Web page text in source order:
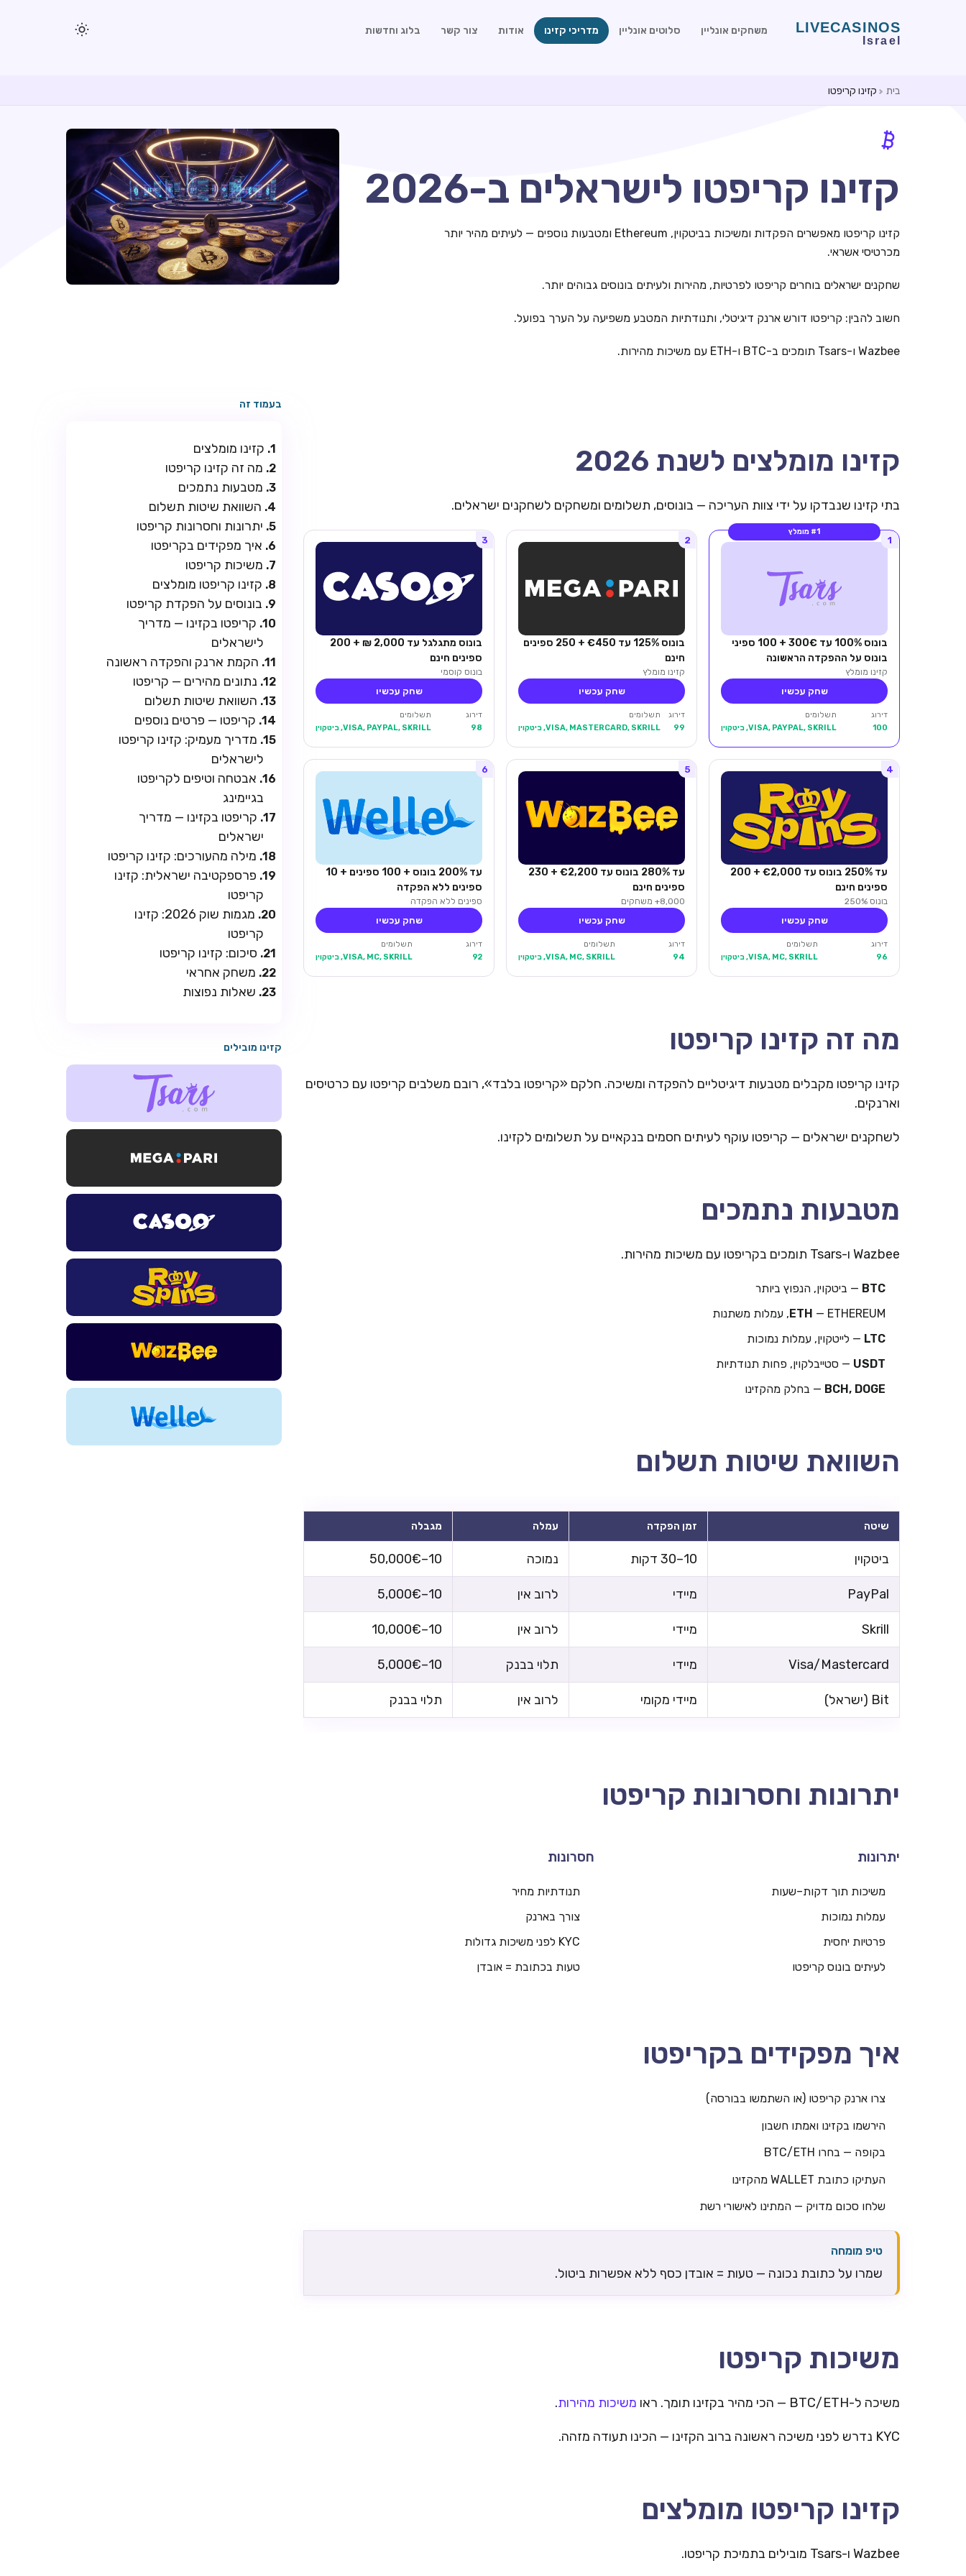
משחקים אונליין סלוטים אונליין מדריכי קזינו אודות צור קשר בלוג וחדשות
בית קזינו קריפטו
קזינו קריפטו לישראלים ב-2026
קזינו קריפטו מאפשרים הפקדות ומשיכות בביטקוין, Ethereum ומטבעות נוספים — לעיתים מהיר יותר
מכרטיסי אשראי.
שחקנים ישראלים בוחרים קריפטו לפרטיות, מהירות ולעיתים בונוסים גבוהים יותר.
חשוב להבין: קריפטו דורש ארנק דיגיטלי, ותנודתיות המטבע משפיעה על הערך בפועל.
Wazbee ו-Tsars תומכים ב-BTC ו-ETH עם משיכות מהירות.
קזינו מומלצים לשנת 2026
בתי קזינו שנבדקו על ידי צוות העריכה — בונוסים, תשלומים ומשחקים לשחקנים ישראלים.
#1 מומלץ
1
בונוס 100% עד 300€ + 100 ספיני
בונוס על ההפקדה הראשונה
קזינו מומלץ
שחק עכשיו
דירוג
100
תשלומים
VISA, PAYPAL, SKRILL, ביטקוין
2
בונוס 125% עד €450 + 250 ספינים
חינם
קזינו מומלץ
שחק עכשיו
דירוג
99
תשלומים
VISA, MASTERCARD, SKRILL, ביטקוין
3
בונוס מתגלגל עד 2,000 ₪ + 200
ספינים חינם
בונוס קוסמי
שחק עכשיו
דירוג
98
תשלומים
VISA, PAYPAL, SKRILL, ביטקוין
4
עד 250% בונוס עד €2,000 + 200
ספינים חינם
בונוס 250%
שחק עכשיו
דירוג
96
תשלומים
VISA, MC, SKRILL, ביטקוין
5
עד 280% בונוס עד €2,200 + 230
ספינים חינם
8,000+ משחקים
שחק עכשיו
דירוג
94
תשלומים
VISA, MC, SKRILL, ביטקוין
6
עד 200% בונוס + 100 ספינים + 10
ספינים ללא הפקדה
ספינים ללא הפקדה
שחק עכשיו
דירוג
92
תשלומים
VISA, MC, SKRILL, ביטקוין
מה זה קזינו קריפטו
קזינו קריפטו מקבלים מטבעות דיגיטליים להפקדה ומשיכה. חלקם «קריפטו בלבד», רובם משלבים קריפטו עם כרטיסים
וארנקים.
לשחקנים ישראלים — קריפטו עוקף לעיתים חסמים בנקאיים על תשלומים לקזינו.
מטבעות נתמכים
Wazbee ו-Tsars תומכים בקריפטו עם משיכות מהירות.
BTC — ביטקוין, הנפוץ ביותר
ETH — ETHEREUM, עמלות משתנות
LTC — לייטקוין, עמלות נמוכות
USDT — סטייבלקוין, פחות תנודתיות
BCH, DOGE — בחלק מהקזינו
השוואת שיטות תשלום
שיטה זמן הפקדה עמלה מגבלה
ביטקוין 10–30 דקות נמוכה 10–50,000€
PayPal מיידי לרוב אין 10–5,000€
Skrill מיידי לרוב אין 10–10,000€
Visa/Mastercard מיידי תלוי בבנק 10–5,000€
Bit (ישראל) מיידי מקומי לרוב אין תלוי בבנק
יתרונות וחסרונות קריפטו
יתרונות
משיכות תוך דקות–שעות
עמלות נמוכות
פרטיות יחסית
לעיתים בונוס קריפטו
חסרונות
תנודתיות מחיר
צורך בארנק
KYC לפני משיכות גדולות
טעות בכתובת = אובדן
איך מפקידים בקריפטו
צרו ארנק קריפטו (או השתמשו בבורסה)
הירשמו בקזינו ואמתו חשבון
בקופה — בחרו BTC/ETH
העתיקו כתובת WALLET מהקזינו
שלחו סכום מדויק — המתינו לאישורי רשת
טיפ מומחה
שמרו על כתובת נכונה — טעות = אובדן כסף ללא אפשרות ביטול.
משיכות קריפטו
משיכה ל-BTC/ETH — הכי מהיר בקזינו תומך. ראו משיכות מהירות.
KYC נדרש לפני משיכה ראשונה ברוב הקזינו — הכינו תעודה מזהה.
קזינו קריפטו מומלצים
Wazbee ו-Tsars מובילים בתמיכת קריפטו.
בעמוד זה
קזינו מומלצים
מה זה קזינו קריפטו
מטבעות נתמכים
השוואת שיטות תשלום
יתרונות וחסרונות קריפטו
איך מפקידים בקריפטו
משיכות קריפטו
קזינו קריפטו מומלצים
בונוסים על הפקדת קריפטו
קריפטו בקזינו — מדריך
לישראלים
הקמת ארנק והפקדה ראשונה
נתונים מהירים — קריפטו
השוואת שיטות תשלום
קריפטו — פרטים נוספים
מדריך מעמיק: קזינו קריפטו
לישראלים
אבטחה וטיפים לקריפטו
בגיימינג
קריפטו בקזינו — מדריך
ישראלים
מילה מהעורכים: קזינו קריפטו
פרספקטיבה ישראלית: קזינו
קריפטו
מגמות שוק 2026: קזינו
קריפטו
סיכום: קזינו קריפטו
משחק אחראי
שאלות נפוצות
קזינו מובילים